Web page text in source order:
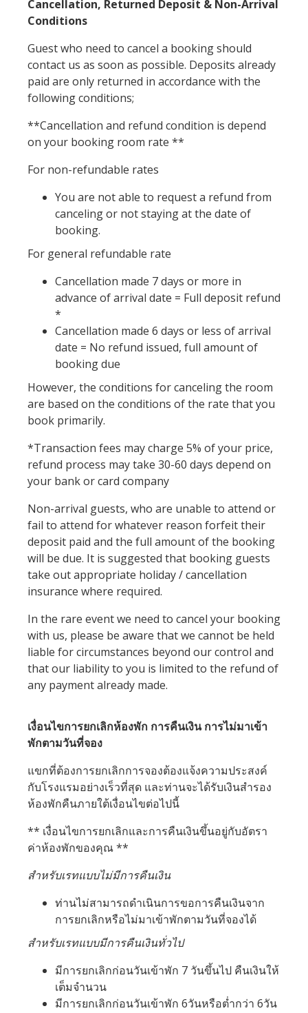
Cancellation, Returned Deposit & Non-Arrival
Conditions
Guest who need to cancel a booking should
contact us as soon as possible. Deposits already
paid are only returned in accordance with the
following conditions;
**Cancellation and refund condition is depend
on your booking room rate **
For non-refundable rates
You are not able to request a refund from
canceling or not staying at the date of
booking.
For general refundable rate
Cancellation made 7 days or more in
advance of arrival date = Full deposit refund
*
Cancellation made 6 days or less of arrival
date = No refund issued, full amount of
booking due
However, the conditions for canceling the room
are based on the conditions of the rate that you
book primarily.
*Transaction fees may charge 5% of your price,
refund process may take 30-60 days depend on
your bank or card company
Non-arrival guests, who are unable to attend or
fail to attend for whatever reason forfeit their
deposit paid and the full amount of the booking
will be due. It is suggested that booking guests
take out appropriate holiday / cancellation
insurance where required.
In the rare event we need to cancel your booking
with us, please be aware that we cannot be held
liable for circumstances beyond our control and
that our liability to you is limited to the refund of
any payment already made.
เงื่อนไขการยกเลิกห้องพัก การคืนเงิน การไม่มาเข้า
พักตามวันที่จอง
แขกที่ต้องการยกเลิกการจองต้องแจ้งความประสงค์
กับโรงแรมอย่างเร็วที่สุด และท่านจะได้รับเงินสำรอง
ห้องพักคืนภายใต้เงื่อนไขต่อไปนี้
** เงื่อนไขการยกเลิกและการคืนเงินขึ้นอยู่กับอัตรา
ค่าห้องพักของคุณ **
สำหรับเรทแบบไม่มีการคืนเงิน
ท่านไม่สามารถดำเนินการขอการคืนเงินจาก
การยกเลิกหรือไม่มาเข้าพักตามวันที่จองได้
สำหรับเรทแบบมีการคืนเงินทั่วไป
มีการยกเลิกก่อนวันเข้าพัก 7 วันขึ้นไป คืนเงินให้
เต็มจำนวน
มีการยกเลิกก่อนวันเข้าพัก 6วันหรือต่ำกว่า 6วัน